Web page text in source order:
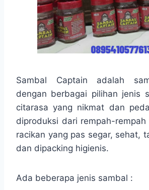
Sambal Captain adalah
dengan berbagai pilihan jenis
citarasa yang nikmat dan
diproduksi dari rempah-rempah
racikan yang pas segar, sehat,
dan dipacking higienis.
Ada beberapa jenis sambal :